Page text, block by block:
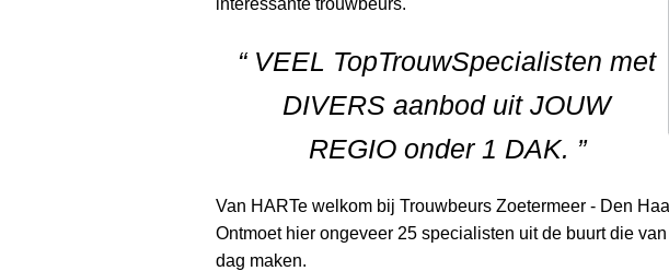
“ VEEL TopTrouwSpecialisten met
DIVERS aanbod uit JOUW
REGIO onder 1 DAK. ”
Van HARTe welkom bij Trouwbeurs Zoetermeer - Den
Ontmoet hier ongeveer 25 specialisten uit de buurt die
dag maken.